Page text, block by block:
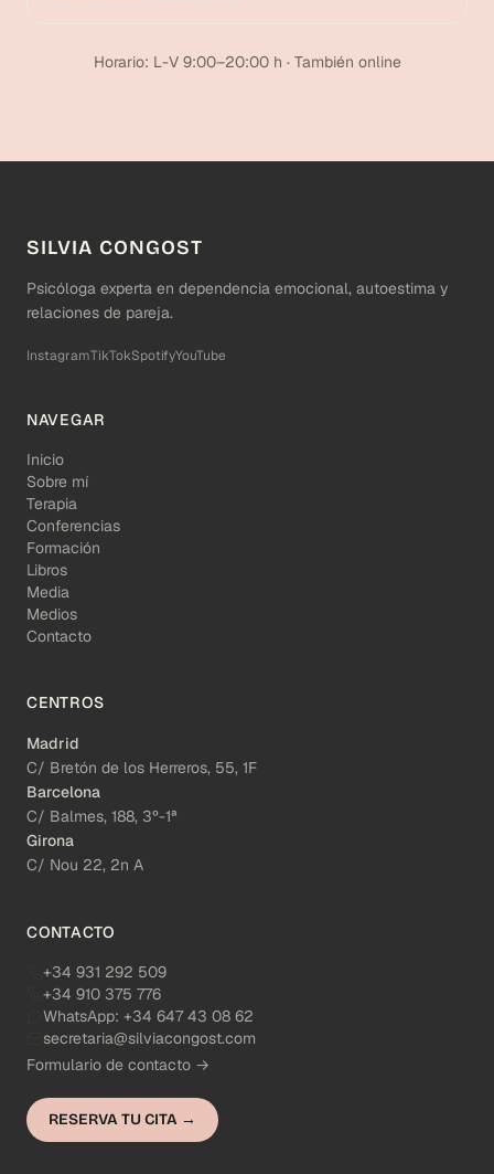
Horario: L-V 9:00–20:00 h · También online
SILVIA CONGOST
Psicóloga experta en dependencia emocional, autoestima y
relaciones de pareja.
InstagramTikTokSpotifyYouTube
NAVEGAR
Inicio
Sobre mí
Terapia
Conferencias
Formación
Libros
Media
Medios
Contacto
CENTROS
Madrid
C/ Bretón de los Herreros, 55, 1F
Barcelona
C/ Balmes, 188, 3º-1ª
Girona
C/ Nou 22, 2n A
CONTACTO
+34 931 292 509
+34 910 375 776
WhatsApp: +34 647 43 08 62
secretaria@silviacongost.com
Formulario de contacto →
RESERVA TU CITA →